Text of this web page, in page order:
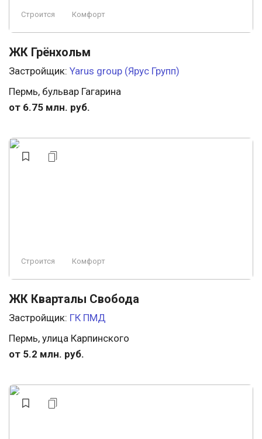
Строится Комфорт
ЖК Грёнхольм
Застройщик: Yarus group (Ярус Групп)
Пермь, бульвар Гагарина
от 6.75 млн. руб.
Строится Комфорт
ЖК Кварталы Свобода
Застройщик: ГК ПМД
Пермь, улица Карпинского
от 5.2 млн. руб.